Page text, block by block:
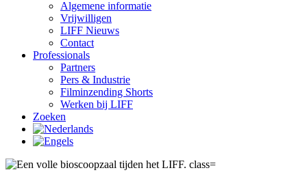
Algemene informatie
Vrijwilligen
LIFF Nieuws
Contact
Professionals
Partners
Pers & Industrie
Filminzending Shorts
Werken bij LIFF
Zoeken